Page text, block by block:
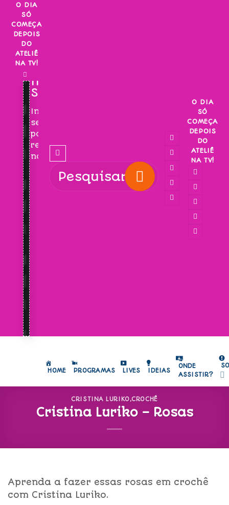
Skip
content
O DIA
SÓ
COMEÇA
DEPOIS
DO
ATELIÊ
NA TV!
INSCREVA-
SE!
Inscreva-
se
para
receber
novidades!
O DIA
SÓ
COMEÇA
DEPOIS
DO
ATELIÊ
NA TV!
HOME PROGRAMAS LIVES IDEIAS
ONDE
ASSISTIR?
CRISTINA LURIKO,CROCHÊ
Cristina Luriko – Rosas
Aprenda a fazer essas rosas em crochê
com Cristina Luriko.